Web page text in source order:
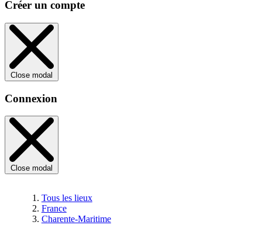
Créer un compte
Close modal
Connexion
Close modal
Tous les lieux
France
Charente-Maritime